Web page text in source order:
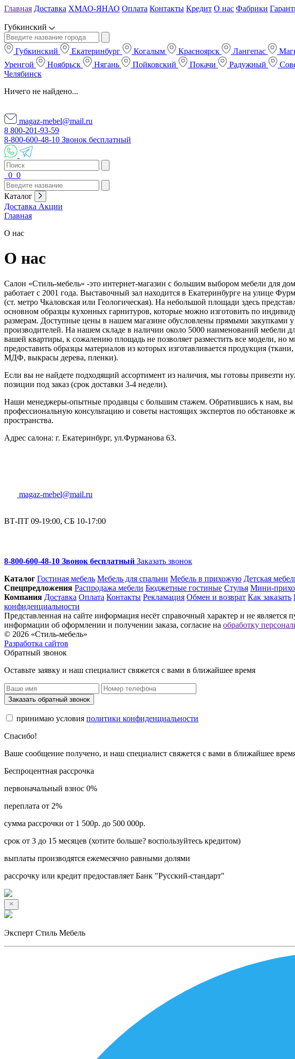
Главная Доставка ХМАО-ЯНАО Оплата Контакты Кредит О нас Фабрики
Губкинский
Губкинский Екатеринбург Когалым Красноярск Лангепас
Уренгой
Ноябрьск Нягань Пойковский Покачи Радужный
Челябинск
Ничего не найдено...
magaz-mebel@mail.ru
8 800-201-93-59
8-800-600-48-10 Звонок бесплатный
0 0
Каталог
Доставка Акции
Главная
О нас
О нас
Салон «Стиль-мебель» -это интернет-магазин с большим выбором мебели для
работает с 2001 года. Выставочный зал находится в Екатеринбурге на улице
(ст. метро Чкаловская или Геологическая). На небольшой площади здесь
основном образцы кухонных гарнитуров, которые можно изготовить по
размерам. Доступные цены в нашем магазине обусловлены прямыми закупками
производителей. На нашем складе в наличии около 5000 наименований мебели
вашей квартиры, к сожалению площадь не позволяет разместить все модели, но
предоставить образцы материалов из которых изготавливается продукция
МДФ, выкрасы дерева, пленки).
Если вы не найдете подходящий ассортимент из наличия, мы готовы привезти
позиции под заказ (срок доставки 3-4 недели).
Наши менеджеры-опытные продавцы с большим стажем. Обратившись к нам, вы
профессиональную консультацию и советы настоящих экспертов по обстановке
пространства.
Адрес салона: г. Екатеринбург, ул.Фурманова 63.
magaz-mebel@mail.ru
ВТ-ПТ 09-19:00, СБ 10-17:00
8-800-600-48-10 Звонок бесплатный Заказать звонок
Каталог Гостиная мебель Мебель для спальни Мебель в прихожую Детская
Спец­предложения Распродажа мебели Бюджетные гостиные Стулья Мини-
Компания Доставка Оплата Контакты Рекламация Обмен и возврат Как заказать
конфиденциальности
Представленная на сайте информация несёт справочный характер и не
информации об оформлении и получении заказа, согласие на обработку
© 2026 «Стиль-мебель»
Разработка сайтов
Обратный звонок
Оставьте заявку и наш специалист свяжется с вами в ближайшее время
Заказать обратный звонок
принимаю условия политики конфиденциальности
Спасибо!
Ваше сообщение получено, и наш специалист свяжется с вами в ближайшее
Беспроцентная рассрочка
первоначальный взнос 0%
переплата от 2%
сумма рассрочки от 1 500р. до 500 000р.
срок от 3 до 15 месяцев (хотите больше? воспользуйтесь кредитом)
выплаты производятся ежемесячно равными долями
рассрочку или кредит предоставляет Банк "Русский-стандарт"
Эксперт Стиль Мебель